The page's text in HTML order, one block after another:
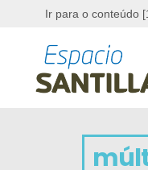
Ir para o conteúdo